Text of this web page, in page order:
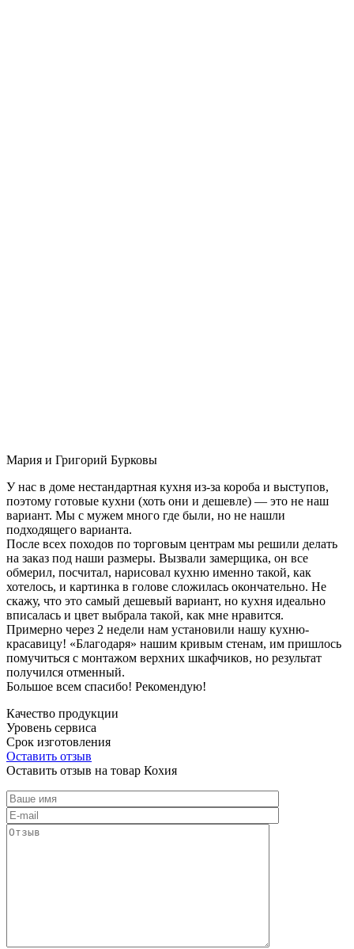
Мария и Григорий Бурковы
У нас в доме нестандартная кухня из-за короба и выступов,
поэтому готовые кухни (хоть они и дешевле) — это не наш
вариант. Мы с мужем много где были, но не нашли
подходящего варианта.
После всех походов по торговым центрам мы решили делать
на заказ под наши размеры. Вызвали замерщика, он все
обмерил, посчитал, нарисовал кухню именно такой, как
хотелось, и картинка в голове сложилась окончательно. Не
скажу, что это самый дешевый вариант, но кухня идеально
вписалась и цвет выбрала такой, как мне нравится.
Примерно через 2 недели нам установили нашу кухню-
красавицу! «Благодаря» нашим кривым стенам, им пришлось
помучиться с монтажом верхних шкафчиков, но результат
получился отменный.
Большое всем спасибо! Рекомендую!
Качество продукции
Уровень сервиса
Срок изготовления
Оставить отзыв
Оставить отзыв на товар Кохия